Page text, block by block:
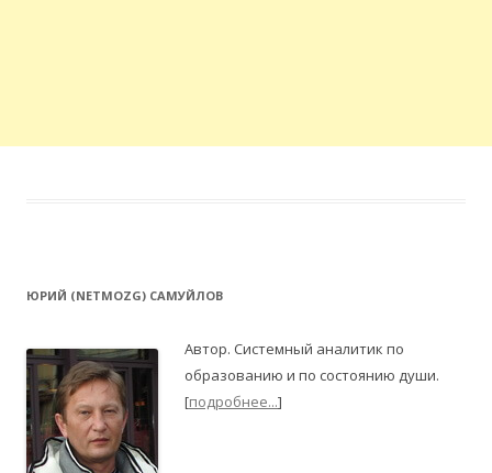
ЮРИЙ (NETMOZG) САМУЙЛОВ
Автор. Системный аналитик по
образованию и по состоянию души.
[подробнее...]